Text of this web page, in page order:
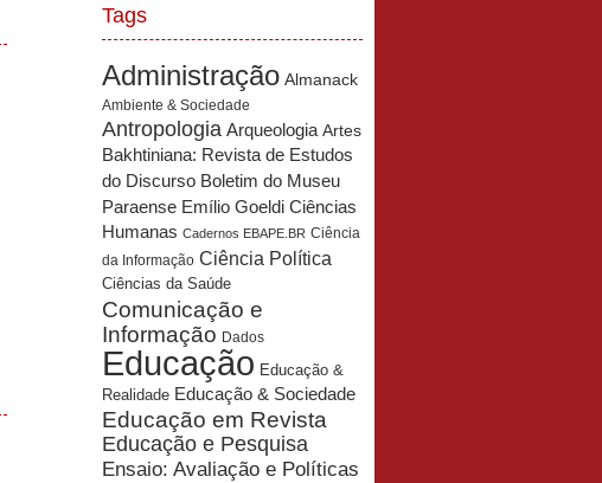
Tags
Administração Almanack
Ambiente & Sociedade
Antropologia Arqueologia Artes
Bakhtiniana: Revista de Estudos
do Discurso Boletim do Museu
Paraense Emílio Goeldi Ciências
Humanas Cadernos EBAPE.BR Ciência
da Informação Ciência Política
Ciências da Saúde
Comunicação e
Informação Dados
Educação Educação &
Realidade Educação & Sociedade
Educação em Revista
Educação e Pesquisa
Ensaio: Avaliação e Políticas